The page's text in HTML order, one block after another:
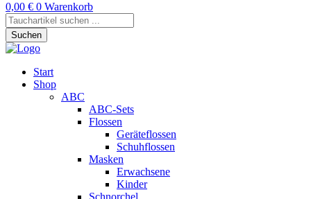
0,00 € 0 Warenkorb
Products
search
Suchen
Start
Shop
ABC
ABC-Sets
Flossen
Geräteflossen
Schuhflossen
Masken
Erwachsene
Kinder
Schnorchel